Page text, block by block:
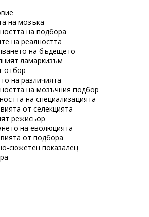
на мозъка
на подбора
на реалността
на бъдещето
ламаркизъм
отбор
на различията
на мозъчния подбор
на специализацията
от селекцията
режисьор
на еволюцията
от подбора
сюжетен показалец